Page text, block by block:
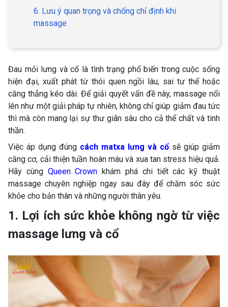
6. Lưu ý quan trọng và chống chỉ định khi
massage
Đau mỏi lưng và cổ là tình trạng phổ biến trong cuộc sống
hiện đại, xuất phát từ thói quen ngồi lâu, sai tư thế hoặc
căng thẳng kéo dài. Để giải quyết vấn đề này, massage nổi
lên như một giải pháp tự nhiên, không chỉ giúp giảm đau tức
thì mà còn mang lại sự thư giãn sâu cho cả thể chất và tinh
thần.
Việc áp dụng đúng cách matxa lưng và cổ sẽ giúp giảm
căng cơ, cải thiện tuần hoàn máu và xua tan stress hiệu quả.
Hãy cùng Queen Crown khám phá chi tiết các kỹ thuật
massage chuyên nghiệp ngay sau đây để chăm sóc sức
khỏe cho bản thân và những người thân yêu.
1. Lợi ích sức khỏe không ngờ từ việc
massage lưng và cổ